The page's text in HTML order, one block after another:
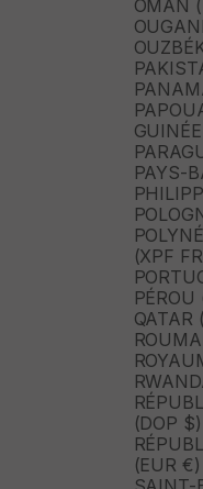
OMAN
PAYS-
(XPF
(DOP $)
(EUR €)